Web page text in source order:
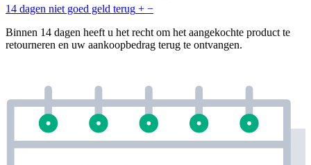
14 dagen niet goed geld terug + −
Binnen 14 dagen heeft u het recht om het aangekochte product te
retourneren en uw aankoopbedrag terug te ontvangen.